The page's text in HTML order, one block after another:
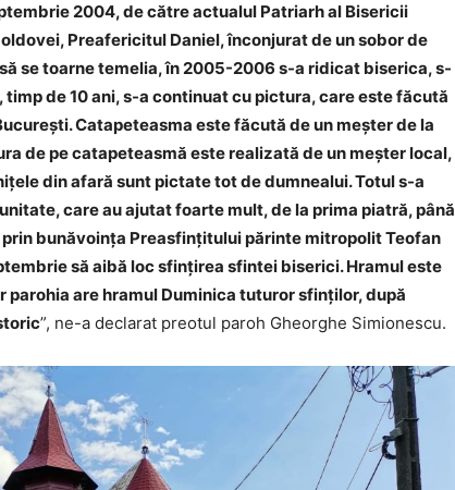
2004, de către actualul Patriarh al Bisericii
Preafericitul Daniel, înconjurat de un sobor de
se toarne temelia, în 2005-2006 s-a ridicat biserica, s-
de 10 ani, s-a continuat cu pictura, care este făcută
Catapeteasma este făcută de un meșter de la
de pe catapeteasmă este realizată de un meșter local,
din afară sunt pictate tot de dumnealui. Totul s-a
care au ajutat foarte mult, de la prima piatră, până
bunăvoința Preasfințitului părinte mitropolit Teofan
să aibă loc sfințirea sfintei biserici. Hramul este
parohia are hramul Duminica tuturor sfinților, după
”, ne-a declarat preotul paroh Gheorghe Simionescu.